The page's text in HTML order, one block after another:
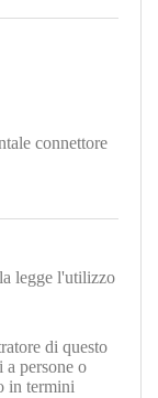
connettore
legge l'utilizzo
di questo
a persone o
in termini